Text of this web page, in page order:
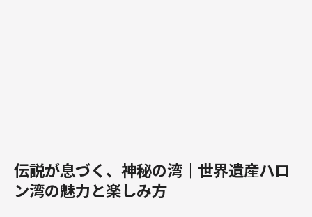
伝説が息づく、神秘の湾｜世界遺産ハロ
ン湾の魅力と楽しみ方